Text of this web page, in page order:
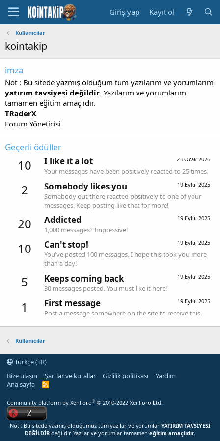
Giriş yap Kayıt ol
Kullanıcılar
kointakip
imza
Not : Bu sitede yazmış olduğum tüm yazılarım ve yorumlarım
yatırım tavsiyesi değildir. Yazılarım ve yorumlarım
tamamen eğitim amaçlıdır.
TRaderX
Forum Yöneticisi
Geçerli ödüller
10 23 Ocak 2026
I like it a lot
Your messages have been positively reacted to 25 times.
2 19 Eylül 2025
Somebody likes you
Somebody out there reacted positively to one of your
messages. Keep posting like that for more!
20 19 Eylül 2025
Addicted
1,000 messages? Impressive!
10 19 Eylül 2025
Can't stop!
You've posted 100 messages. I hope this took you more
than a day!
5 19 Eylül 2025
Keeps coming back
30 messages posted. You must like it here!
1 19 Eylül 2025
First message
Post a message somewhere on the site to receive this.
Kullanıcılar
Türkçe (TR)
Bize ulaşın
Şartlar ve kurallar Gizlilik politikası
Yardım
Ana sayfa
R
Community platform by XenForo® © 2010-2022 XenForo Ltd.
Not : Bu sitede yazmış olduğumuz tüm yazılar ve yorumlar YATIRIM TAVSİYESİ
DEĞİLDİR değildir. Yazılar ve yorumlar tamamen eğitim amaçlıdır.